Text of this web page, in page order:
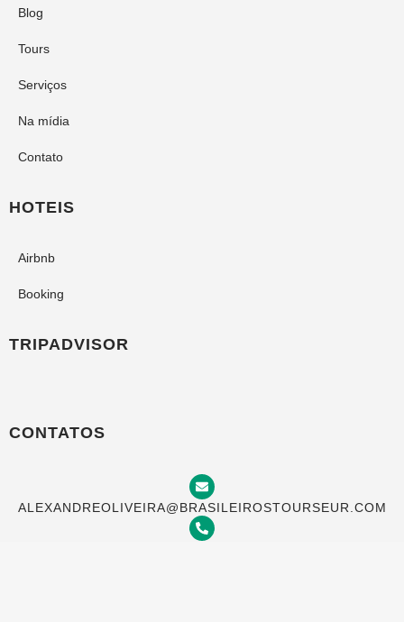
Blog
Tours
Serviços
Na mídia
Contato
HOTEIS
Airbnb
Booking
TRIPADVISOR
CONTATOS
ALEXANDREOLIVEIRA@BRASILEIROSTOURSEUR.COM